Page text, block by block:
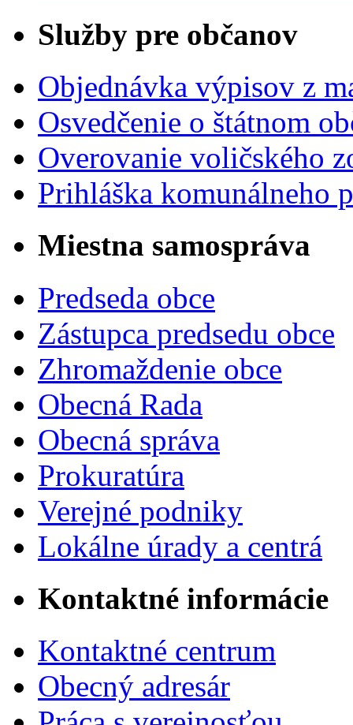
Služby pre občanov
Objednávka výpisov z
Osvedčenie o štátnom
Overovanie voličského
Prihláška komunálneho
Miestna samospráva
Predseda obce
Zástupca predsedu obce
Zhromaždenie obce
Obecná Rada
Obecná správa
Prokuratúra
Verejné podniky
Lokálne úrady a centrá
Kontaktné informácie
Kontaktné centrum
Obecný adresár